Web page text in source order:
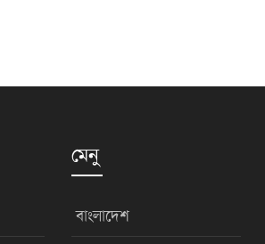
মেনু
বাংলাদেশ